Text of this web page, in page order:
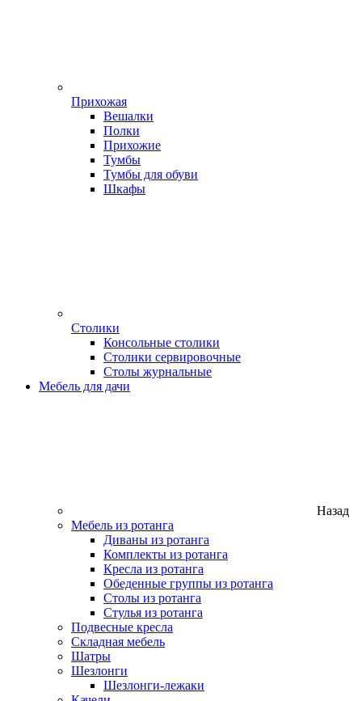
Прихожая
Вешалки
Полки
Прихожие
Тумбы
Тумбы для обуви
Шкафы
Столики
Консольные столики
Столики сервировочные
Столы журнальные
Мебель для дачи
Назад
Мебель из ротанга
Диваны из ротанга
Комплекты из ротанга
Кресла из ротанга
Обеденные группы из ротанга
Столы из ротанга
Стулья из ротанга
Подвесные кресла
Складная мебель
Шатры
Шезлонги
Шезлонги-лежаки